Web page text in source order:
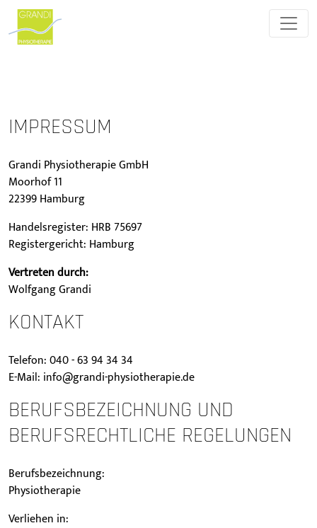
IMPRESSUM
Grandi Physiotherapie GmbH
Moorhof 11
22399 Hamburg
Handelsregister: HRB 75697
Registergericht: Hamburg
Vertreten durch:
Wolfgang Grandi
KONTAKT
Telefon: 040 - 63 94 34 34
E-Mail: info@grandi-physiotherapie.de
BERUFSBEZEICHNUNG UND
BERUFSRECHTLICHE REGELUNGEN
Berufsbezeichnung:
Physiotherapie
Verliehen in: